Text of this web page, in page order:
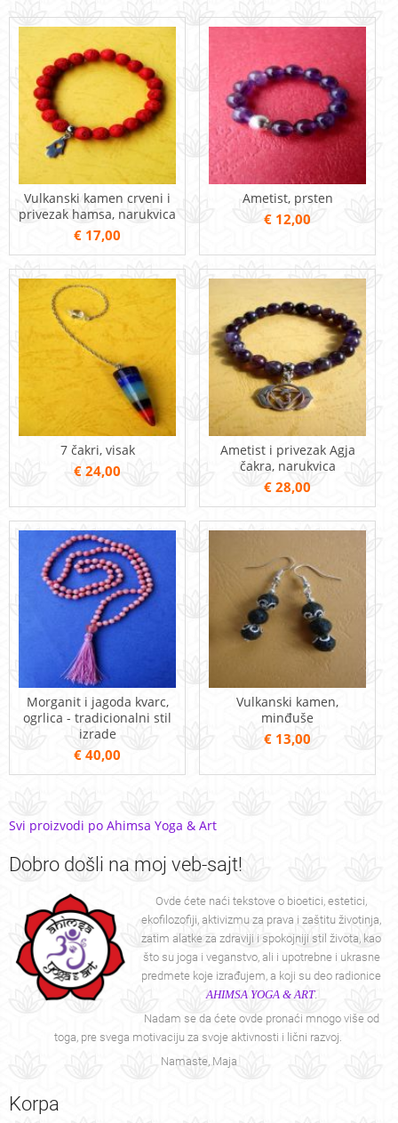
Vulkanski kamen crveni i
privezak hamsa, narukvica
€ 17,00
Ametist, prsten
€ 12,00
7 čakri, visak
€ 24,00
Ametist i privezak Agja
čakra, narukvica
€ 28,00
Morganit i jagoda kvarc,
ogrlica - tradicionalni stil
izrade
€ 40,00
Vulkanski kamen,
minđuše
€ 13,00
Svi proizvodi po Ahimsa Yoga & Art
Dobro došli na moj veb-sajt!
Ovde ćete naći tekstove o bioetici, estetici,
ekofilozofiji, aktivizmu za prava i zaštitu životinja,
zatim alatke za zdraviji i spokojniji stil života, kao
što su joga i veganstvo, ali i upotrebne i ukrasne
predmete koje izrađujem, a koji su deo radionice
AHIMSA YOGA & ART.
Nadam se da ćete ovde pronaći mnogo više od
toga, pre svega motivaciju za svoje aktivnosti i lični razvoj.
Namaste, Maja
Korpa